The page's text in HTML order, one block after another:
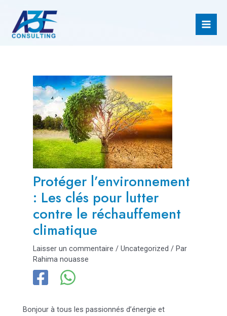
contenu
Protéger l’environnement
: Les clés pour lutter
contre le réchauffement
climatique
Laisser un commentaire / Uncategorized / Par
Rahima nouasse
Bonjour à tous les passionnés d’énergie et
de
l’article